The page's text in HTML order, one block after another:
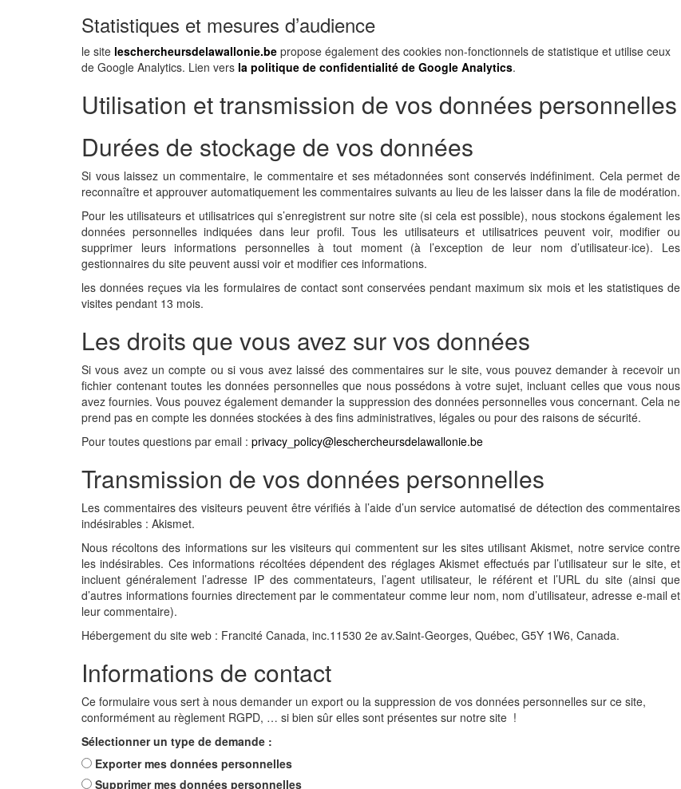
Statistiques et mesures d’audience
le site leschercheursdelawallonie.be propose également des cookies non-fonctionnels de statistique et utilise ceux
de Google Analytics. Lien vers la politique de confidentialité de Google Analytics.
Utilisation et transmission de vos données personnelles
Durées de stockage de vos données
Si vous laissez un commentaire, le commentaire et ses métadonnées sont conservés indéfiniment. Cela permet de
reconnaître et approuver automatiquement les commentaires suivants au lieu de les laisser dans la file de modération.
Pour les utilisateurs et utilisatrices qui s’enregistrent sur notre site (si cela est possible), nous stockons également les
données personnelles indiquées dans leur profil. Tous les utilisateurs et utilisatrices peuvent voir, modifier ou
supprimer leurs informations personnelles à tout moment (à l’exception de leur nom d’utilisateur·ice). Les
gestionnaires du site peuvent aussi voir et modifier ces informations.
les données reçues via les formulaires de contact sont conservées pendant maximum six mois et les statistiques de
visites pendant 13 mois.
Les droits que vous avez sur vos données
Si vous avez un compte ou si vous avez laissé des commentaires sur le site, vous pouvez demander à recevoir un
fichier contenant toutes les données personnelles que nous possédons à votre sujet, incluant celles que vous nous
avez fournies. Vous pouvez également demander la suppression des données personnelles vous concernant. Cela ne
prend pas en compte les données stockées à des fins administratives, légales ou pour des raisons de sécurité.
Pour toutes questions par email : privacy_policy@leschercheursdelawallonie.be
Transmission de vos données personnelles
Les commentaires des visiteurs peuvent être vérifiés à l’aide d’un service automatisé de détection des commentaires
indésirables : Akismet.
Nous récoltons des informations sur les visiteurs qui commentent sur les sites utilisant Akismet, notre service contre
les indésirables. Ces informations récoltées dépendent des réglages Akismet effectués par l’utilisateur sur le site, et
incluent généralement l’adresse IP des commentateurs, l’agent utilisateur, le référent et l’URL du site (ainsi que
d’autres informations fournies directement par le commentateur comme leur nom, nom d’utilisateur, adresse e-mail et
leur commentaire).
Hébergement du site web : Francité Canada, inc.11530 2e av.Saint-Georges, Québec, G5Y 1W6, Canada.
Informations de contact
Ce formulaire vous sert à nous demander un export ou la suppression de vos données personnelles sur ce site,
conformément au règlement RGPD, … si bien sûr elles sont présentes sur notre site !
Sélectionner un type de demande :
Exporter mes données personnelles
Supprimer mes données personnelles